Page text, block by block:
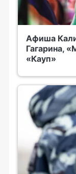
Афиша
Гагарина,
«Кауп»